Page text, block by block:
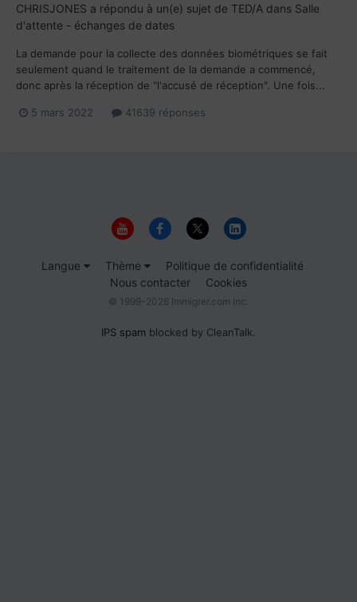
CHRISJONES a répondu à un(e) sujet de TED/A dans Salle
d'attente - échanges de dates
La demande pour la collecte des données biométriques se fait
seulement quand le traitement de la demande a commencé,
donc après la réception de "l'accusé de réception". Une fois...
5 mars 2022 41639 réponses
Langue Thème
Politique de confidentialité
Nous contacter
Cookies
© 1999-2026 Immigrer.com Inc.
IPS spam blocked by CleanTalk.